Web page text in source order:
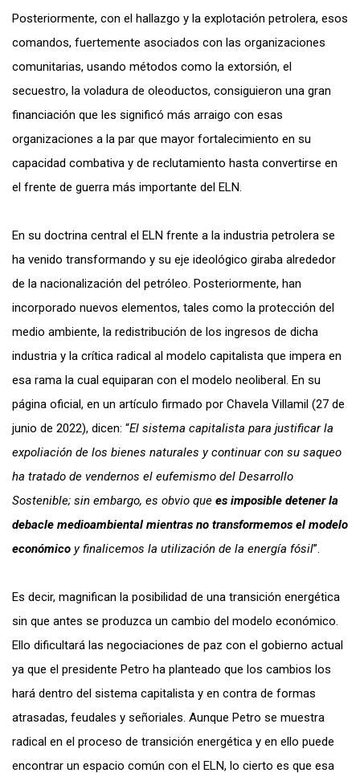
Posteriormente, con el hallazgo y la explotación petrolera, esos
comandos, fuertemente asociados con las organizaciones
comunitarias, usando métodos como la extorsión, el
secuestro, la voladura de oleoductos, consiguieron una gran
financiación que les significó más arraigo con esas
organizaciones a la par que mayor fortalecimiento en su
capacidad combativa y de reclutamiento hasta convertirse en
el frente de guerra más importante del ELN.
En su doctrina central el ELN frente a la industria petrolera se
ha venido transformando y su eje ideológico giraba alrededor
de la nacionalización del petróleo. Posteriormente, han
incorporado nuevos elementos, tales como la protección del
medio ambiente, la redistribución de los ingresos de dicha
industria y la crítica radical al modelo capitalista que impera en
esa rama la cual equiparan con el modelo neoliberal. En su
página oficial, en un artículo firmado por Chavela Villamil (27 de
junio de 2022), dicen: “El sistema capitalista para justificar la
expoliación de los bienes naturales y continuar con su saqueo
ha tratado de vendernos el eufemismo del Desarrollo
Sostenible; sin embargo, es obvio que es imposible detener la
debacle medioambiental mientras no transformemos el modelo
económico y finalicemos la utilización de la energía fósil”.
Es decir, magnifican la posibilidad de una transición energética
sin que antes se produzca un cambio del modelo económico.
Ello dificultará las negociaciones de paz con el gobierno actual
ya que el presidente Petro ha planteado que los cambios los
hará dentro del sistema capitalista y en contra de formas
atrasadas, feudales y señoriales. Aunque Petro se muestra
radical en el proceso de transición energética y en ello puede
encontrar un espacio común con el ELN, lo cierto es que esa